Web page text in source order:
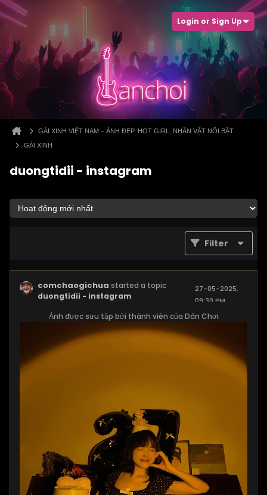
Login or Sign Up
GÁI XINH VIỆT NAM – ẢNH ĐẸP, HOT GIRL, NHÂN VẬT NỔI BẬT
GÁI XINH
duongtidii - instagram
Filter
comchaogichua started a topic
duongtidii - instagram
27-05-2025,
09:30 PM
Ảnh được sưu tập bởi thành viên của Dân Chơi